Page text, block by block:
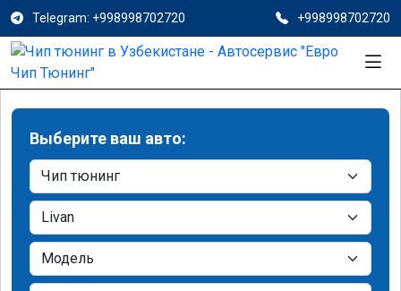
Telegram: +998998702720 +998998702720
Выберите ваш авто: